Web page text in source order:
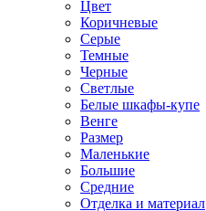
Цвет
Коричневые
Серые
Темные
Черные
Светлые
Белые шкафы-купе
Венге
Размер
Маленькие
Большие
Средние
Отделка и материал